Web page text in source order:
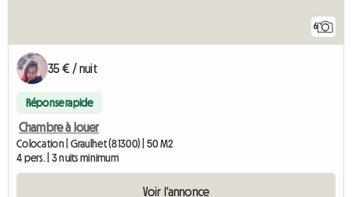
6
35 € / nuit
Réponse rapide
Chambre à louer
Colocation | Graulhet (81300) | 50 M2
4 pers. | 3 nuits minimum
Voir l'annonce